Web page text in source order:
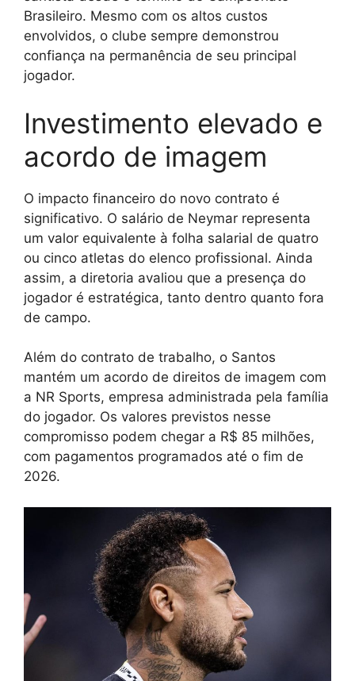
Brasileiro. Mesmo com os altos custos
envolvidos, o clube sempre demonstrou
confiança na permanência de seu principal
jogador.
Investimento elevado e
acordo de imagem
O impacto financeiro do novo contrato é
significativo. O salário de Neymar representa
um valor equivalente à folha salarial de quatro
ou cinco atletas do elenco profissional. Ainda
assim, a diretoria avaliou que a presença do
jogador é estratégica, tanto dentro quanto fora
de campo.
Além do contrato de trabalho, o Santos
mantém um acordo de direitos de imagem com
a NR Sports, empresa administrada pela família
do jogador. Os valores previstos nesse
compromisso podem chegar a R$ 85 milhões,
com pagamentos programados até o fim de
2026.